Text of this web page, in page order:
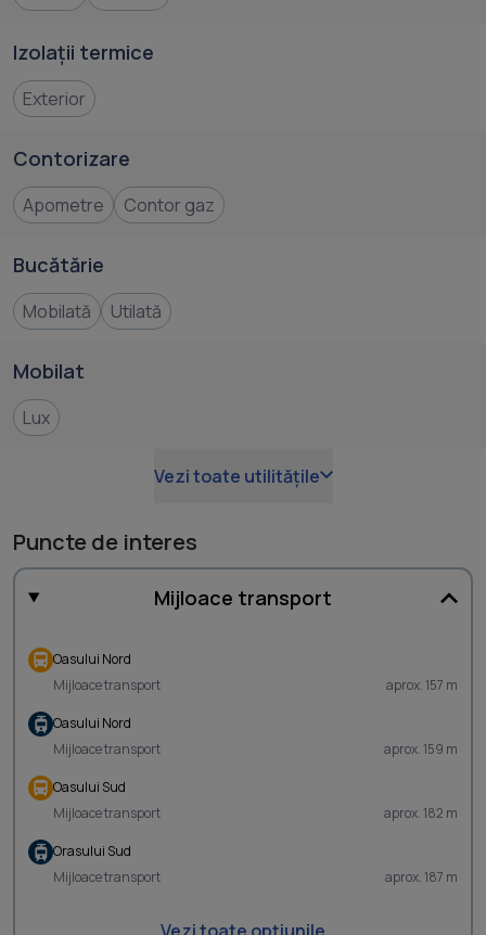
Izolații termice
Exterior
Contorizare
Apometre Contor gaz
Bucătărie
Mobilată Utilată
Mobilat
Lux
Vezi toate utilitățile
Puncte de interes
Mijloace transport
Oasului Nord
Mijloace transport
aprox. 157 m
Oasului Nord
Mijloace transport
aprox. 159 m
Oasului Sud
Mijloace transport
aprox. 182 m
Orasului Sud
Mijloace transport
aprox. 187 m